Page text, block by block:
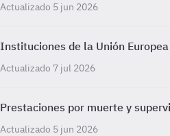
Actualizado 5 jun 2026
Instituciones de la Unión
Actualizado 7 jul 2026
Prestaciones por muerte y
Actualizado 5 jun 2026